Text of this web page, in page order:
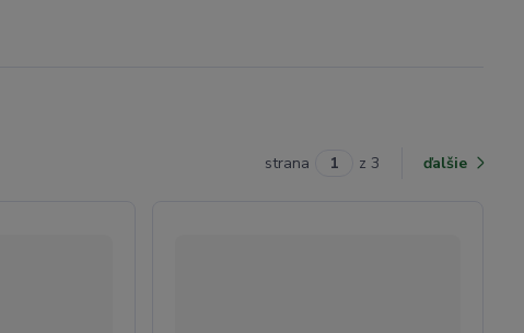
strana z 3 ďalšie